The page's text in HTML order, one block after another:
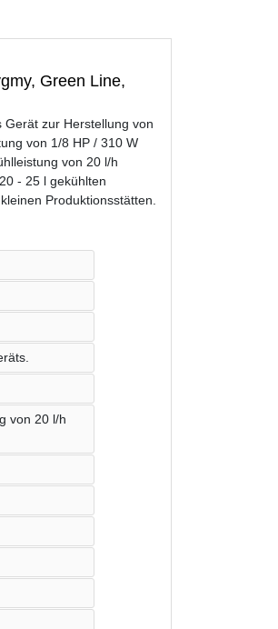
Green Line,
Gerät zur Herstellung von
von 1/8 HP / 310 W
von 20 l/h
- 25 l gekühlten
Produktionsstätten.
von 20 l/h